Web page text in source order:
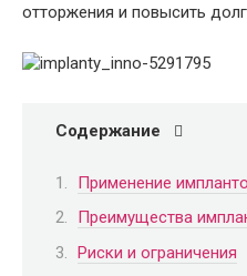
отторжения и повысить
Содержание
Применение
Преимущества
Риски и ограничения